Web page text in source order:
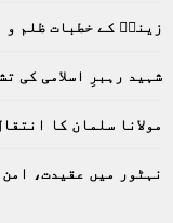
r
R
C
H
زینبؑ کے خطبات ظلم و
شہید رہبرِ اسلامی کی
مولانا سلمان کا
نہٹور میں عقیدت،